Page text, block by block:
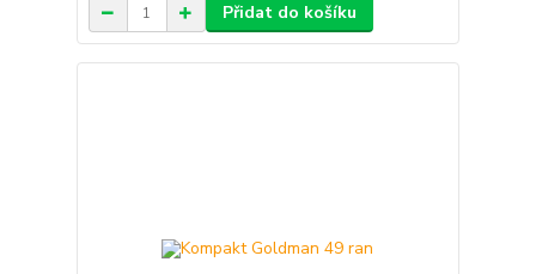
Přidat do košíku